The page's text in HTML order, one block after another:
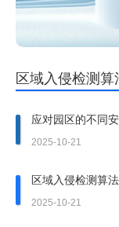
区域入侵检测算
应对园区的不同
算法？
2025-10-21
区域入侵检测算
用场景案例）
2025-10-21